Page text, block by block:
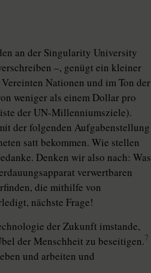
an der Singularity University
–, genügt ein kleiner
Nationen und im Ton der
weniger als einem Dollar pro
der UN-Millenniumsziele).
der folgenden Aufgabenstellung
satt bekommen. Wie stellen
Denken wir also nach: Was
verwertbaren
die mithilfe von
nächste Frage!
der Zukunft imstande,
der Menschheit zu beseitigen.7
und arbeiten und